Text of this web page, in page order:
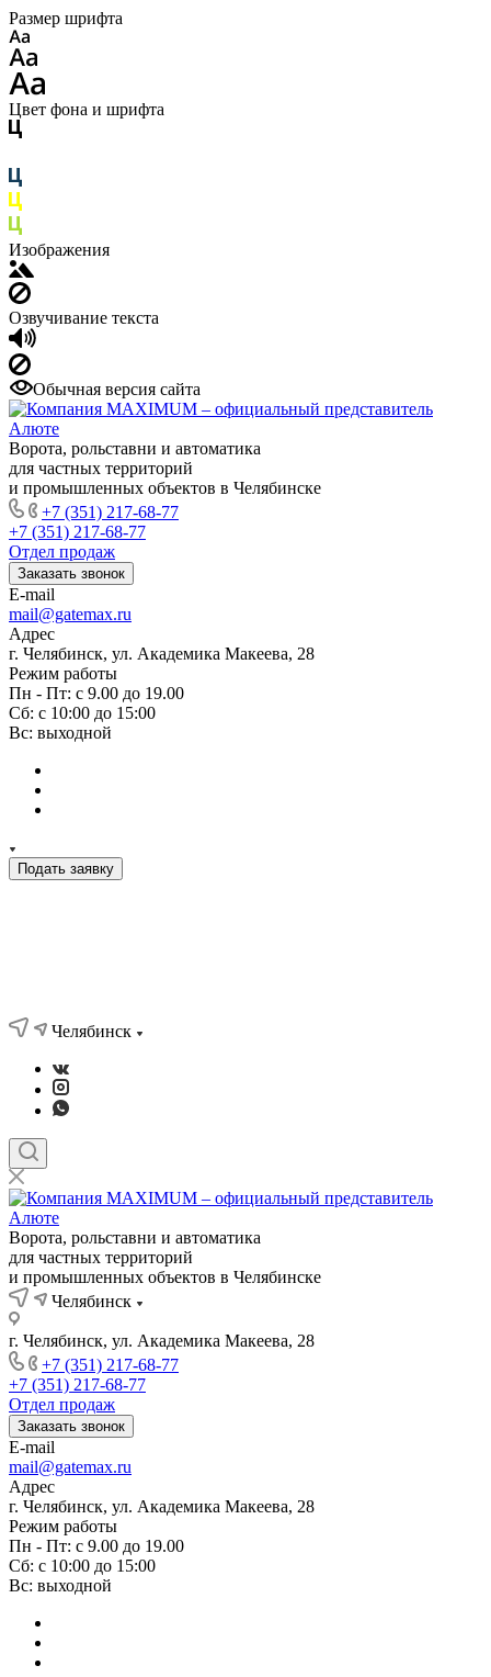
Размер шрифта
Цвет фона и шрифта
Изображения
Озвучивание текста
Обычная версия сайта
Ворота, рольставни и автоматика
для частных территорий
и промышленных объектов в Челябинске
+7 (351) 217-68-77
+7 (351) 217-68-77
Отдел продаж
Заказать звонок
E-mail
mail@gatemax.ru
Адрес
г. Челябинск, ул. Академика Макеева, 28
Режим работы
Пн - Пт: с 9.00 до 19.00
Сб: с 10:00 до 15:00
Вс: выходной
Подать заявку
Челябинск
Ворота, рольставни и автоматика
для частных территорий
и промышленных объектов в Челябинске
Челябинск
г. Челябинск, ул. Академика Макеева, 28
+7 (351) 217-68-77
+7 (351) 217-68-77
Отдел продаж
Заказать звонок
E-mail
mail@gatemax.ru
Адрес
г. Челябинск, ул. Академика Макеева, 28
Режим работы
Пн - Пт: с 9.00 до 19.00
Сб: с 10:00 до 15:00
Вс: выходной